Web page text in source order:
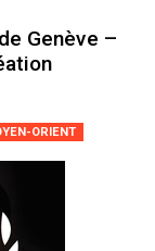
Genève –
ORIENT